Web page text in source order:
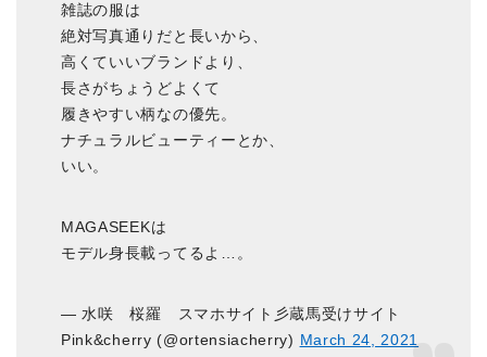
雑誌の服は
絶対写真通りだと長いから、
高くていいブランドより、
長さがちょうどよくて
履きやすい柄なの優先。
ナチュラルビューティーとか、
いい。
MAGASEEKは
モデル身長載ってるよ…。
— 水咲 桜羅 スマホサイト彡蔵馬受けサイト
Pink&cherry (@ortensiacherry) March 24, 2021